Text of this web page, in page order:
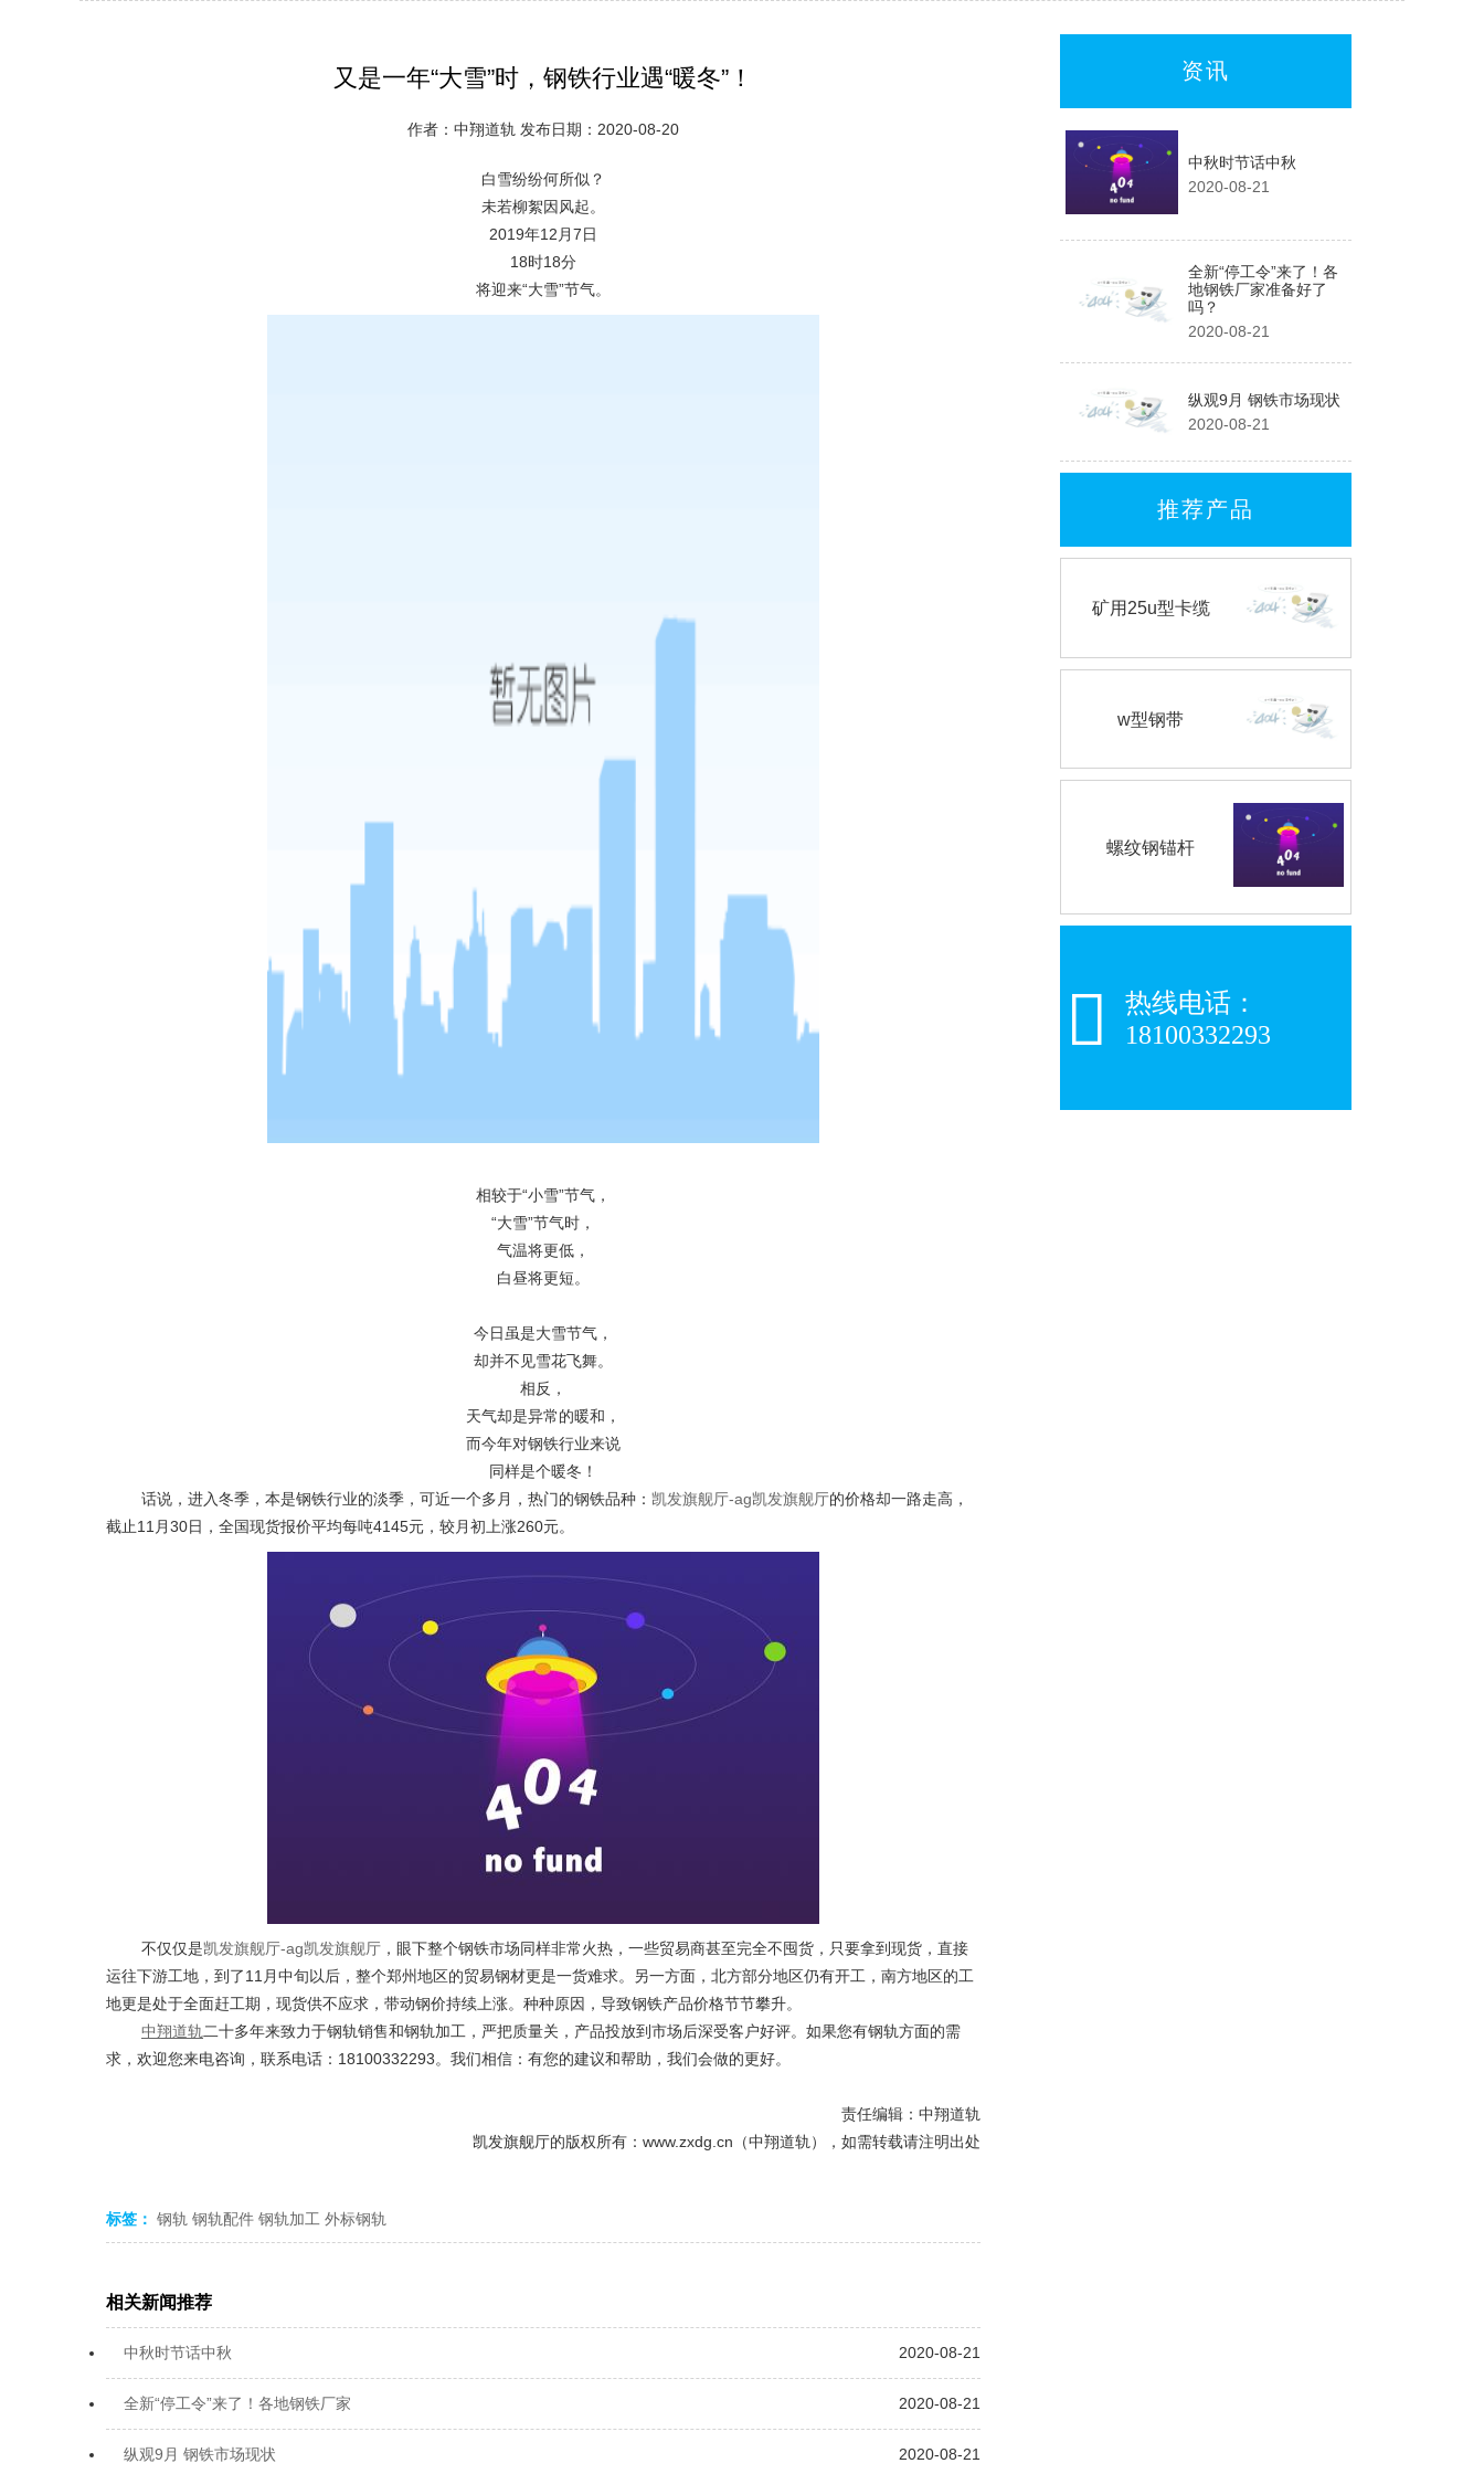
又是一年“大雪”时，钢铁行业遇“暖冬”！
作者：中翔道轨 发布日期：2020-08-20
白雪纷纷何所似？
未若柳絮因风起。
2019年12月7日
18时18分
将迎来“大雪”节气。
相较于“小雪”节气，
“大雪”节气时，
气温将更低，
白昼将更短。
今日虽是大雪节气，
却并不见雪花飞舞。
相反，
天气却是异常的暖和，
而今年对钢铁行业来说
同样是个暖冬！
话说，进入冬季，本是钢铁行业的淡季，可近一个多月，热门的钢铁品种： 凯发旗舰厅-ag凯发旗舰厅的价格却一路走高，
截止11月30日，全国现货报价平均每吨4145元，较月初上涨260元。
不仅仅是凯发旗舰厅-ag凯发旗舰厅 ，眼下整个钢铁市场同样非常火热，一些贸易商甚至完全不囤货，只要拿到现货，直接
运往下游工地，到了11月中旬以后，整个郑州地区的贸易钢材更是一货难求。另一方面，北方部分地区仍有开工，南方地区的工
地更是处于全面赶工期，现货供不应求，带动钢价持续上涨。种种原因，导致钢铁产品价格节节攀升。
中翔道轨 二十多年来致力于钢轨销售和钢轨加工，严把质量关，产品投放到市场后深受客户好评。如果您有钢轨方面的需
求，欢迎您来电咨询，联系电话：18100332293。我们相信：有您的建议和帮助，我们会做的更好。
责任编辑：中翔道轨
凯发旗舰厅的版权所有：www.zxdg.cn（中翔道轨），如需转载请注明出处
标签： 钢轨 钢轨配件 钢轨加工 外标钢轨
相关新闻推荐
中秋时节话中秋 2020-08-21
全新“停工令”来了！各地钢铁厂家 2020-08-21
纵观9月 钢铁市场现状 2020-08-21
资讯
中秋时节话中秋
2020-08-21
全新“停工令”来了！各
地钢铁厂家准备好了
吗？
2020-08-21
纵观9月 钢铁市场现状
2020-08-21
推荐产品
矿用25u型卡缆
w型钢带
螺纹钢锚杆

热线电话：
18100332293